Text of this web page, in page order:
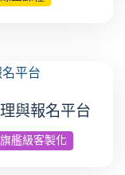
與報名平台
旗艦級客製化